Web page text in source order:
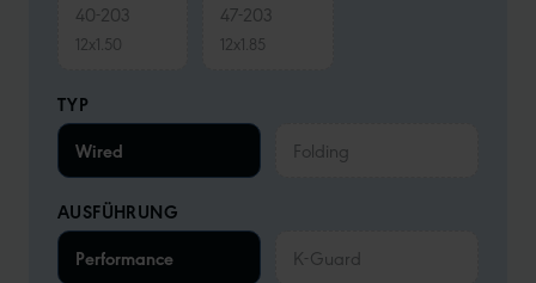
40-203
12x1.50
47-203
12x1.85
TYP
Wired
Folding
AUSFÜHRUNG
Performance
K-Guard